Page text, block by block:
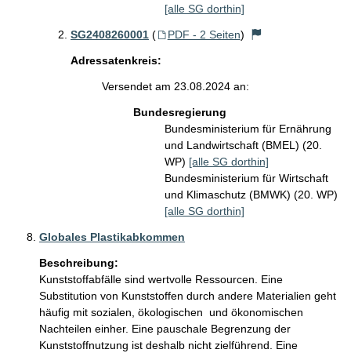
[alle SG dorthin]
SG2408260001 ( PDF - 2 Seiten)
Adressatenkreis:
Versendet am 23.08.2024 an:
Bundesregierung
Bundesministerium für Ernährung
und Landwirtschaft (BMEL) (20.
WP) [alle SG dorthin]
Bundesministerium für Wirtschaft
und Klimaschutz (BMWK) (20. WP)
[alle SG dorthin]
Globales Plastikabkommen
Beschreibung:
Kunststoffabfälle sind wertvolle Ressourcen. Eine
Substitution von Kunststoffen durch andere Materialien geht
häufig mit sozialen, ökologischen  und ökonomischen
Nachteilen einher. Eine pauschale Begrenzung der
Kunststoffnutzung ist deshalb nicht zielführend. Eine